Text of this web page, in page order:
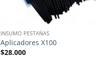
INSUMO PESTAÑAS
Aplicadores X100
$28.000